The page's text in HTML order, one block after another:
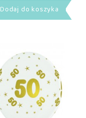
Dodaj do koszyka